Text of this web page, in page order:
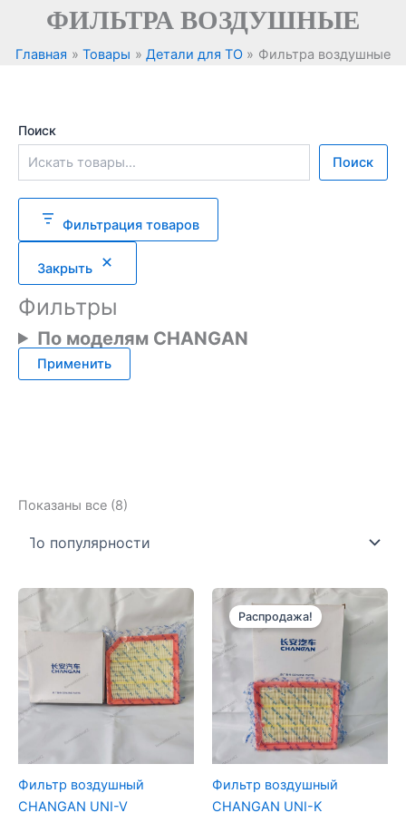
Перейти
содержимому
ФИЛЬТРА ВОЗДУШНЫЕ
Главная Товары Детали для ТО Фильтра воздушные
Показаны все (8)
Фильтр воздушный
CHANGAN UNI-V
Распродажа!
Фильтр воздушный
CHANGAN UNI-K
Поиск
Поиск
Фильтрация товаров
Закрыть
Фильтры
По моделям CHANGAN
Применить